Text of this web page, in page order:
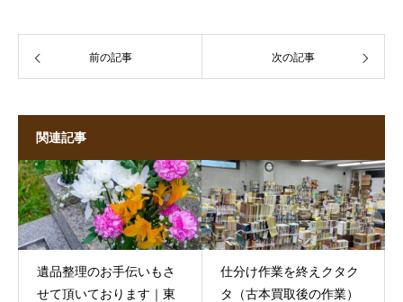
前の記事 次の記事
関連記事
遺品整理のお手伝いもさ
せて頂いております｜東
仕分け作業を終えクタク
タ（古本買取後の作業）